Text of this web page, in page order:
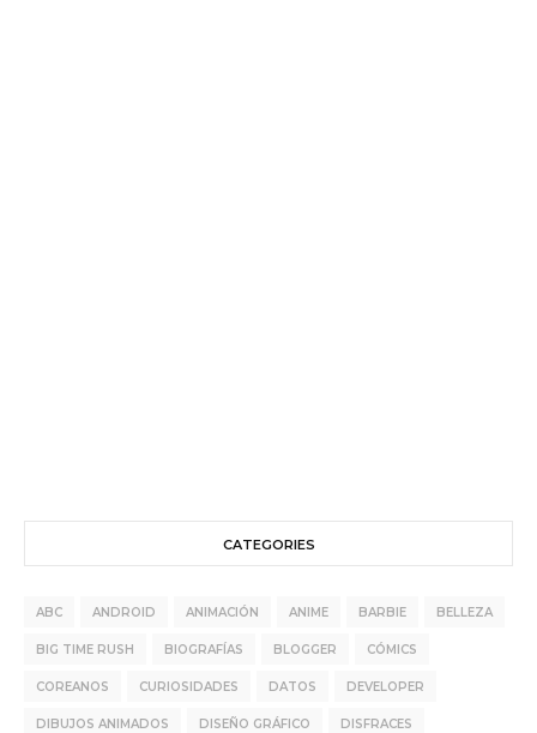
CATEGORIES
ABC ANDROID ANIMACIÓN ANIME BARBIE BELLEZA
BIG TIME RUSH BIOGRAFÍAS BLOGGER CÓMICS
COREANOS CURIOSIDADES DATOS DEVELOPER
DIBUJOS ANIMADOS DISEÑO GRÁFICO DISFRACES